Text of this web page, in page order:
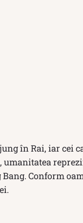
în Rai, iar cei
Conform